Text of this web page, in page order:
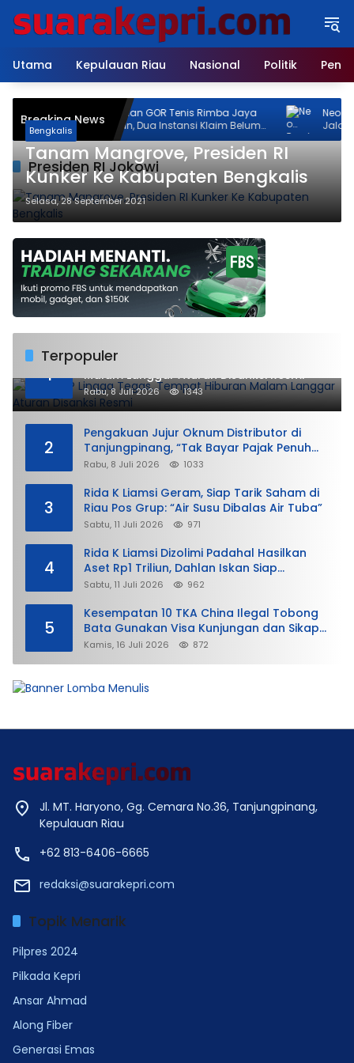
Utama
Kepulauan Riau Nasional Politik
Breaking News
Pembangunan GOR Tenis Rimba Jaya
Jadi Sorotan, Dua Instansi Klaim Belum
Ada Izin
Neo
Jalan
Izin,
Presiden RI Jokowi
Bengkalis
Tanam Mangrove, Presiden RI
Kunker Ke Kabupaten Bengkalis
Selasa, 28 September 2021
Terpopuler
1
DPMPTSP Lingga Tegas, Tempat Hiburan
Malam Langgar Aturan Disanksi Resmi
Rabu, 8 Juli 2026 1343
2
Pengakuan Jujur Oknum Distributor di
Tanjungpinang, “Tak Bayar Pajak Penuh
demi Untung”
Rabu, 8 Juli 2026 1033
3
Rida K Liamsi Geram, Siap Tarik Saham di
Riau Pos Grup: “Air Susu Dibalas Air Tuba”
Sabtu, 11 Juli 2026 971
4
Rida K Liamsi Dizolimi Padahal Hasilkan
Aset Rp1 Triliun, Dahlan Iskan Siap
Membela
Sabtu, 11 Juli 2026 962
5
Kesempatan 10 TKA China Ilegal Tobong
Bata Gunakan Visa Kunjungan dan Sikap
Lunak Ditjen Imigrasi Kepri?
Kamis, 16 Juli 2026 872
Jl. MT. Haryono, Gg. Cemara No.36, Tanjungpinang,
Kepulauan Riau
+62 813-6406-6665
redaksi@suarakepri.com
Topik Menarik
Pilpres 2024
Pilkada Kepri
Ansar Ahmad
Along Fiber
Generasi Emas